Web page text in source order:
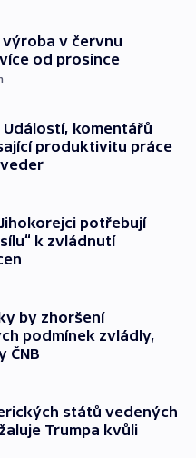
výroba v červnu
od prosince
Událostí, komentářů
produktivitu práce
potřebují
k zvládnutí
by zhoršení
podmínek zvládly,
ČNB
států vedených
Trumpa kvůli